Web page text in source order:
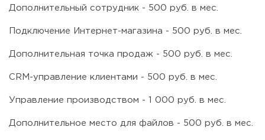
Дополнительный сотрудник - 500 руб. в мес.
Подключение Интернет-магазина - 500 руб. в мес.
Дополнительная точка продаж - 500 руб. в мес.
CRM-управление клиентами - 500 руб. в мес.
Управление производством - 1 000 руб. в мес.
Дополнительное место для файлов - 500 руб. в мес.